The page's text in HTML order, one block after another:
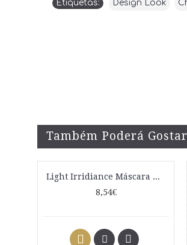
Etiquetas: Design Look
Também Poderá
Light Irridiance Máscara Anti-Amarelos 300ml
8,54€